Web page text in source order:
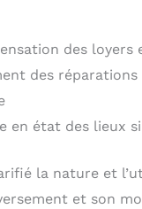
des loyers
des
en état des lieux
la nature et
et son